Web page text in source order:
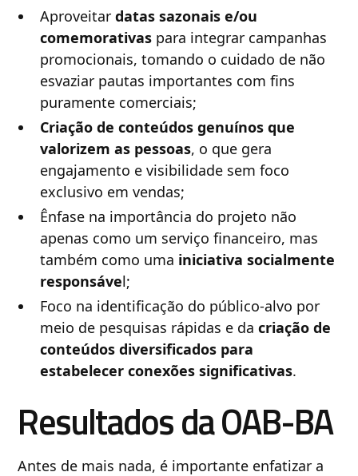
Aproveitardatas sazonais e/ou
comemorativas para integrar campanhas
promocionais, tomando o cuidado de não
esvaziar pautas importantes com fins
puramente comerciais;
Criação de conteúdos genuínos que
valorizem as pessoas, o que gera
engajamento e visibilidade sem foco
exclusivo em vendas;
Ênfase na importância do projeto não
apenas como um serviço financeiro, mas
também como uma iniciativa socialmente
responsável;
Foco na identificação do público-alvo por
meio de pesquisas rápidas e dacriação de
conteúdos diversificados para
estabelecer conexões significativas.
Resultados da OAB-BA
Antes de mais nada, é importante enfatizar a